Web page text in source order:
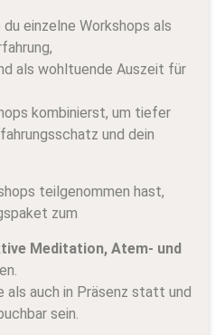
einzelne Workshops als
als wohltuende Auszeit für
kombinierst, um tiefer
und dein
teilgenommen hast,
zum
Meditation, Atem- und
als auch in Präsenz statt und
sein.